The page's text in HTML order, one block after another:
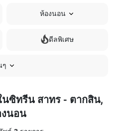
ห้องนอน
ดีลพิเศษ
ๆ
นซิทรีน สาทร - ตากสิน,
นอน